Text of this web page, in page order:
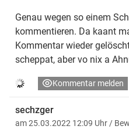
Genau wegen so einem
kommentieren. Da kaant
Kommentar wieder
scheppat, aber vo nix a
Kommentar melden
sechzger
am 25.03.2022 12:09 Uhr /